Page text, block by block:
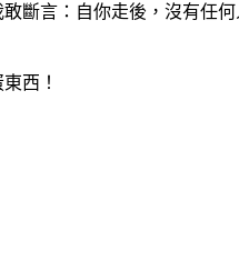
斷言：自你走後，沒有任
西！